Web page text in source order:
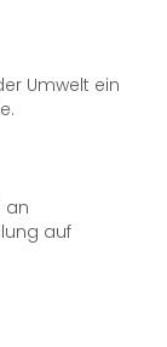
Umwelt ein
an
auf